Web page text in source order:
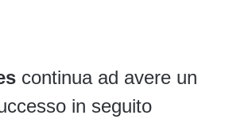
continua ad avere un
in seguito